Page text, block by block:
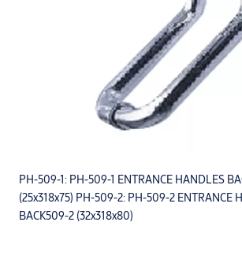
PH-509-1: PH-509-1 ENTRANCE HANDLES
(25x318x75) PH-509-2: PH-509-2 ENTRANCE
BACK509-2 (32x318x80)